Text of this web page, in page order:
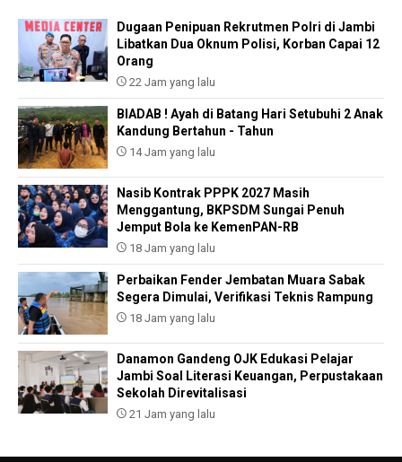
Dugaan Penipuan Rekrutmen Polri di Jambi
Libatkan Dua Oknum Polisi, Korban Capai 12
Orang
22 Jam yang lalu
BIADAB ! Ayah di Batang Hari Setubuhi 2 Anak
Kandung Bertahun - Tahun
14 Jam yang lalu
Nasib Kontrak PPPK 2027 Masih
Menggantung, BKPSDM Sungai Penuh
Jemput Bola ke KemenPAN-RB
18 Jam yang lalu
Perbaikan Fender Jembatan Muara Sabak
Segera Dimulai, Verifikasi Teknis Rampung
18 Jam yang lalu
Danamon Gandeng OJK Edukasi Pelajar
Jambi Soal Literasi Keuangan, Perpustakaan
Sekolah Direvitalisasi
21 Jam yang lalu